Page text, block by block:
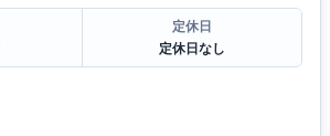
定休日
定休日なし